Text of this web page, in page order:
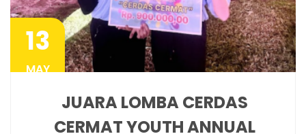
13
MAY
JUARA LOMBA CERDAS
CERMAT YOUTH ANNUAL